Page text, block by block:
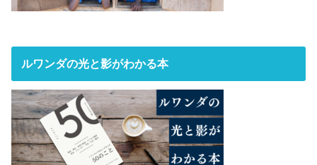
ルワンダの光と影がわかる本